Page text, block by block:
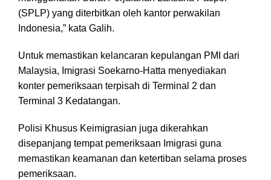
(SPLP) yang diterbitkan oleh kantor perwakilan
Indonesia,” kata Galih.
Untuk memastikan kelancaran kepulangan PMI dari
Malaysia, Imigrasi Soekarno-Hatta menyediakan
konter pemeriksaan terpisah di Terminal 2 dan
Terminal 3 Kedatangan.
Polisi Khusus Keimigrasian juga dikerahkan
disepanjang tempat pemeriksaan Imigrasi guna
memastikan keamanan dan ketertiban selama proses
pemeriksaan.